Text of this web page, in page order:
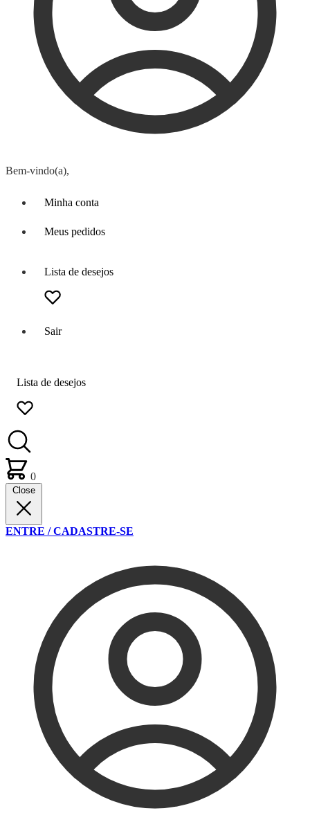
Bem-vindo(a),
Minha conta
Meus pedidos
Lista de desejos
Sair
Lista de desejos
0
Close
ENTRE / CADASTRE-SE